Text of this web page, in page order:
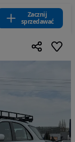
Zacznij
sprzedawać